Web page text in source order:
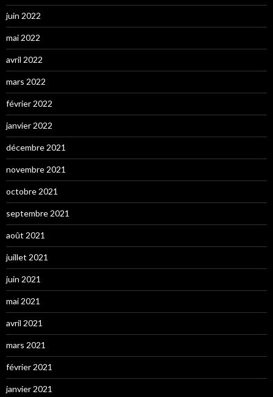
juin 2022
mai 2022
avril 2022
mars 2022
février 2022
janvier 2022
décembre 2021
novembre 2021
octobre 2021
septembre 2021
août 2021
juillet 2021
juin 2021
mai 2021
avril 2021
mars 2021
février 2021
janvier 2021